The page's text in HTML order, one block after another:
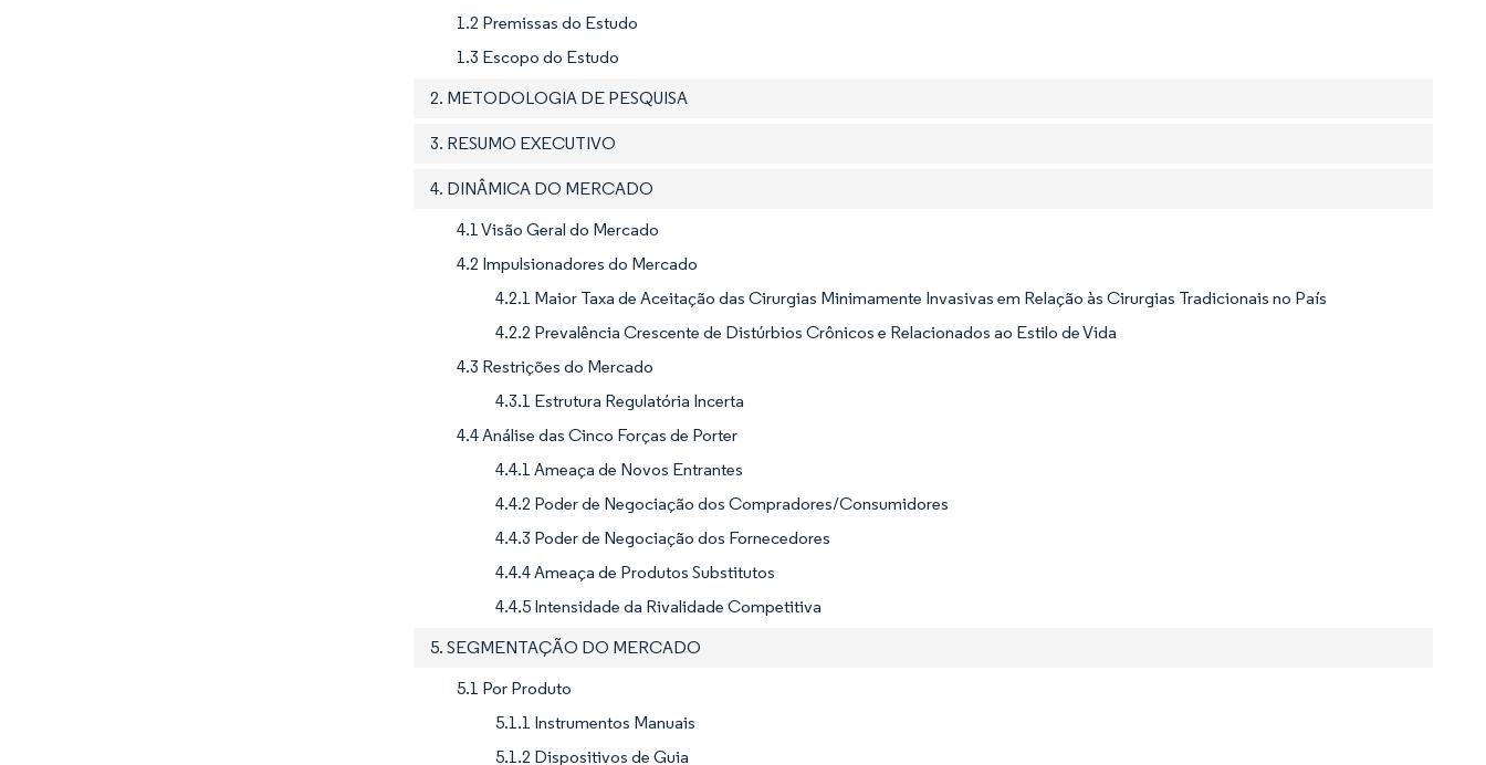
1.2 Premissas do Estudo
1.3 Escopo do Estudo
2. METODOLOGIA DE PESQUISA
3. RESUMO EXECUTIVO
4. DINÂMICA DO MERCADO
4.1 Visão Geral do Mercado
4.2 Impulsionadores do Mercado
4.2.1 Maior Taxa de Aceitação das Cirurgias Minimamente Invasivas em Relação às Cirurgias Tradicionais no País
4.2.2 Prevalência Crescente de Distúrbios Crônicos e Relacionados ao Estilo de Vida
4.3 Restrições do Mercado
4.3.1 Estrutura Regulatória Incerta
4.4 Análise das Cinco Forças de Porter
4.4.1 Ameaça de Novos Entrantes
4.4.2 Poder de Negociação dos Compradores/Consumidores
4.4.3 Poder de Negociação dos Fornecedores
4.4.4 Ameaça de Produtos Substitutos
4.4.5 Intensidade da Rivalidade Competitiva
5. SEGMENTAÇÃO DO MERCADO
5.1 Por Produto
5.1.1 Instrumentos Manuais
5.1.2 Dispositivos de Guia